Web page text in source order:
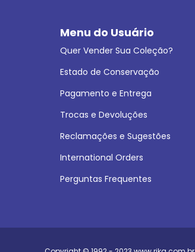
Menu do Usuário
Quer Vender Sua Coleção?
Estado de Conservação
Pagamento e Entrega
Trocas e Devoluções
Reclamações e Sugestões
International Orders
Perguntas Frequentes